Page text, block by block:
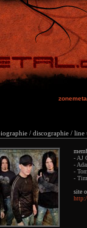
/ discographie / line
- AJ
-
-
-
site